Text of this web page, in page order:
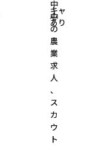
中
心
の
農
業
求
人
、
ス
カ
ウ
ト
中
キャリア
あり